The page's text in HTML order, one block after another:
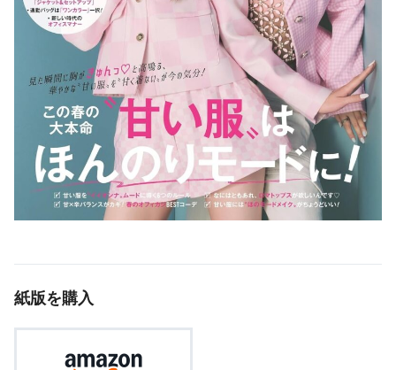
紙版を購入